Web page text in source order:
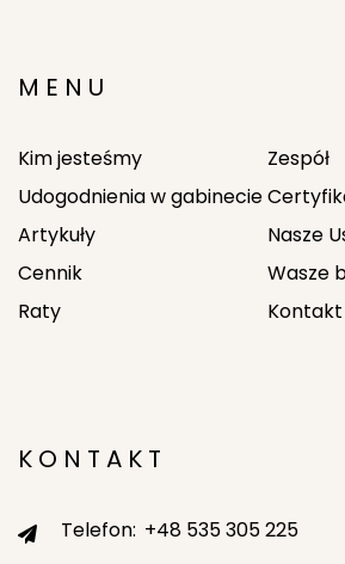
MENU
Kim jesteśmy
Zespół
Udogodnienia w gabinecie
Artykuły
Nasze
Cennik
Wasze
Raty
Kontakt
KONTAKT
Telefon: +48 535 305 225